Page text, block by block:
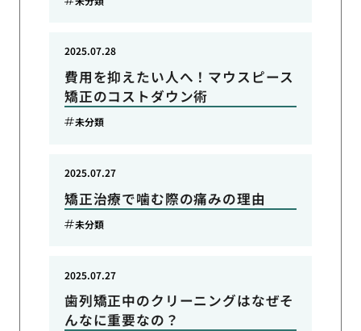
費用を抑えたい人へ！マウスピース
矯正のコストダウン術
2025.07.28
未分類
矯正治療で噛む際の痛みの理由
2025.07.27
未分類
歯列矯正中のクリーニングはなぜそ
んなに重要なの？
2025.07.27